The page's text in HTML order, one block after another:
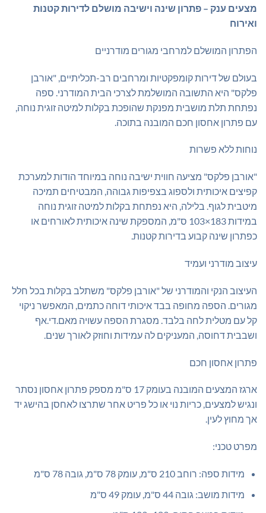
מצעים ענק – פתרון שינה וישיבה מושלם לדירות קטנות
ואירוח
הפתרון המושלם למרחבי מגורים מודרניים
בעולם של דירות קומפקטיות ומרחבים רב-תכליתיים, "אורבן
פלקס" היא התשובה המושלמת לצרכי הבית המודרני. ספה
נפתחת תלת מושבית מפנקת שהופכת בקלות למיטה זוגית נוחה,
עם פתרון אחסון חכם המובנה בתוכה.
נוחות ללא פשרות
"אורבן פלקס" מציעה חווית ישיבה נוחה במיוחד הודות למערכת
קפיצים איכותית ולספוג בצפיפות גבוהה, המבטיחים תמיכה
מיטבית לגוף. בלילה, היא נפתחת בקלות למיטה זוגית נוחה
במידות 183×103 ס"מ, המספקת שינה איכותית לאורחים או
כפתרון שינה קבוע בדירות קטנות.
עיצוב מודרני ועמיד
העיצוב הנקי והמודרני של "אורבן פלקס" משתלב בקלות בכל חלל
מגורים. הספה מחופה בבד איכותי דוחה כתמים, המאפשר ניקוי
קל עם מטלית לחה בלבד. מסגרת הספה עשויה מאם.די.אף
ושבבית דחוסה, המעניקים לה עמידות וחוזק לאורך שנים.
פתרון אחסון חכם
ארגז המצעים המובנה בעומק 17 ס"מ מספק פתרון אחסון נסתר
ונגיש למצעים, כריות נוי או כל פריט אחר שתרצו לאחסן בהישג יד
אך מחוץ לעין.
מפרט טכני:
מידות ספה: רוחב 210 ס"מ, עומק 78 ס"מ, גובה 78 ס"מ
מידות מושב: גובה 44 ס"מ, עומק 49 ס"מ